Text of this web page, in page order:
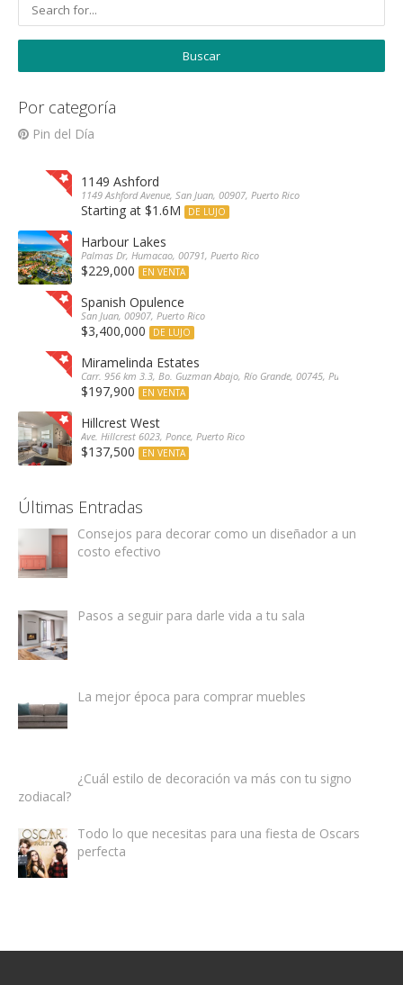
Por categoría
Pin del Día
1149 Ashford
1149 Ashford Avenue, San Juan, 00907, Puerto Rico
Starting at $1.6M DE LUJO
Harbour Lakes
Palmas Dr, Humacao, 00791, Puerto Rico
$229,000 EN VENTA
Spanish Opulence
San Juan, 00907, Puerto Rico
$3,400,000 DE LUJO
Miramelinda Estates
Carr. 956 km 3.3, Bo. Guzman Abajo, Río Grande, 00745, Puerto Rico
$197,900 EN VENTA
Hillcrest West
Ave. Hillcrest 6023, Ponce, Puerto Rico
$137,500 EN VENTA
Últimas Entradas
Consejos para decorar como un diseñador a un
costo efectivo
Pasos a seguir para darle vida a tu sala
La mejor época para comprar muebles
¿Cuál estilo de decoración va más con tu signo
zodiacal?
Todo lo que necesitas para una fiesta de Oscars
perfecta